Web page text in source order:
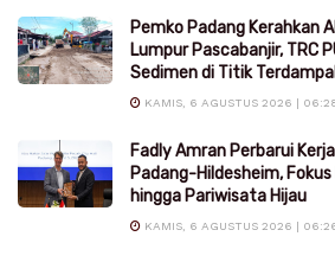
Pemko Padang Kerahkan
Lumpur Pascabanjir, TRC
Sedimen di Titik
KAMIS, 6 AGUSTUS 2026 |
Fadly Amran Perbarui
Padang-Hildesheim,
hingga Pariwisata Hijau
KAMIS, 6 AGUSTUS 2026 |